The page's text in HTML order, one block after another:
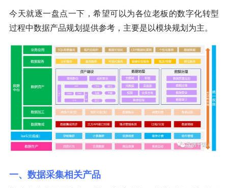
今天就逐一盘点一下，希望可以为各位老板的数字化转型
过程中数据产品规划提供参考，主要是以模块规划为主。
一、数据采集相关产品